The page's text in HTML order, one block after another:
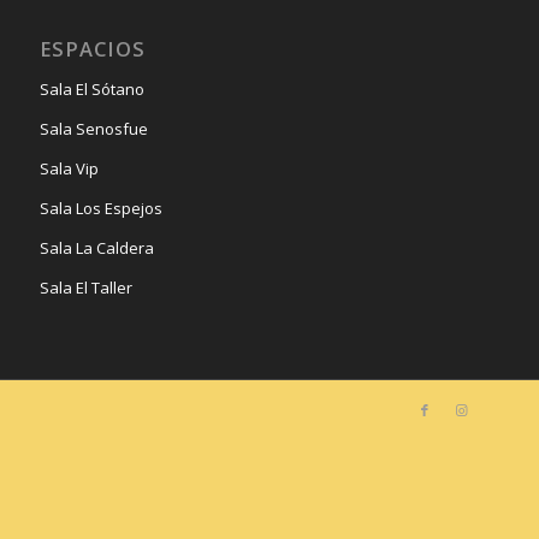
ESPACIOS
Sala El Sótano
Sala Senosfue
Sala Vip
Sala Los Espejos
Sala La Caldera
Sala El Taller